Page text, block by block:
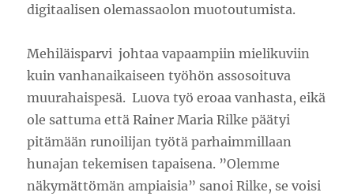
digitaalisen olemassaolon muotoutumista.
Mehiläisparvi johtaa vapaampiin mielikuviin
kuin vanhanaikaiseen työhön assosoituva
muurahaispesä. Luova työ eroaa vanhasta, eikä
ole sattuma että Rainer Maria Rilke päätyi
pitämään runoilijan työtä parhaimmillaan
hunajan tekemisen tapaisena. ”Olemme
näkymättömän ampiaisia” sanoi Rilke, se voisi